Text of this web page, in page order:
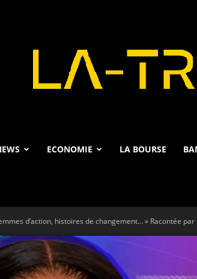
ECONOMIE LA BOURSE
d’action, histoires de changement… » Racontée